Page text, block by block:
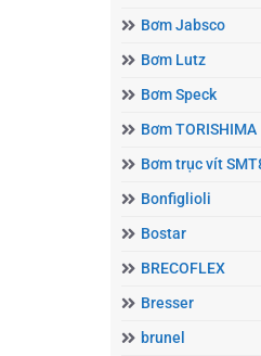
Bơm Jabsco
Bơm Lutz
Bơm Speck
Bơm TORISHIMA
Bơm trục vít
Bonfiglioli
Bostar
BRECOFLEX
Bresser
brunel